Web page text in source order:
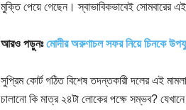
মুক্তি পেয়ে গেছেন। স্বাভাবিকভাবেই সোমবারের
আরও পড়ুনঃমোদীর অরুণাচল সফর নিয়ে চিনকে
সুপ্রিম কোর্ট গঠিত বিশেষ তদন্তকারী দলের এই
চালানো কি মাত্র ২৪টা লোকের পক্ষে সম্ভব?